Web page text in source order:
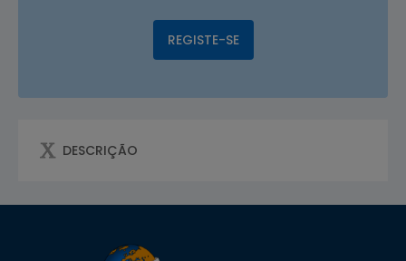
REGISTE-SE
DESCRIÇÃO